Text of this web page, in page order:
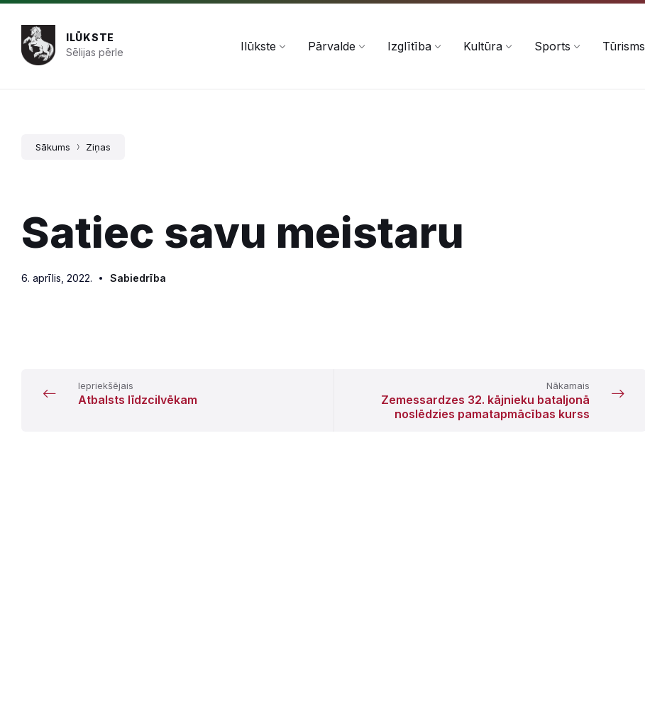
Pāriet
saturu
Skip
navigation
Skip
footer
ILŪKSTE
Sēlijas pērle
Ilūkste Pārvalde Izglītība Kultūra Sports Tūrisms
Sākums Ziņas
Satiec savu meistaru
6. aprīlis, 2022. Sabiedrība
Iepriekšējais
Atbalsts līdzcilvēkam
Nākamais
Zemessardzes 32. kājnieku bataljonā
noslēdzies pamatapmācības kurss